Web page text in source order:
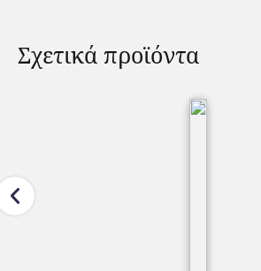
Σχετικά προϊόντα